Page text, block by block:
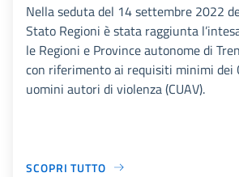
Nella seduta del 14 settembre 2022
Stato Regioni è stata raggiunta
le Regioni e Province autonome di
con riferimento ai requisiti minimi dei
uomini autori di violenza (CUAV).
SCOPRI TUTTO